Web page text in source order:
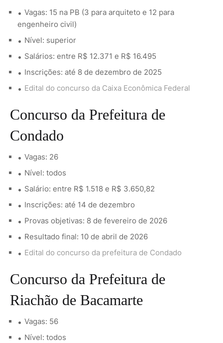
Vagas: 15 na PB (3 para arquiteto e 12 para
engenheiro civil)
Nível: superior
Salários: entre R$ 12.371 e R$ 16.495
Inscrições: até 8 de dezembro de 2025
Edital do concurso da Caixa Econômica Federal
Concurso da Prefeitura de
Condado
Vagas: 26
Nível: todos
Salário: entre R$ 1.518 e R$ 3.650,82
Inscrições: até 14 de dezembro
Provas objetivas: 8 de fevereiro de 2026
Resultado final: 10 de abril de 2026
Edital do concurso da prefeitura de Condado
Concurso da Prefeitura de
Riachão de Bacamarte
Vagas: 56
Nível: todos